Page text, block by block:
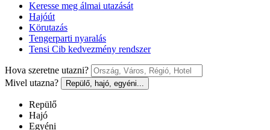
Keresse meg álmai utazását
Hajóút
Körutazás
Tengerparti nyaralás
Tensi Cib kedvezmény rendszer
Hova szeretne utazni?
Mivel utazna?
Repülő, hajó, egyéni...
Repülő
Hajó
Egyéni